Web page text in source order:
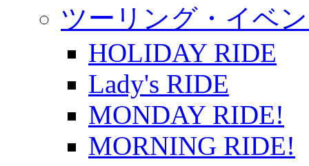
ツーリング・イベ
HOLIDAY RIDE
Lady's RIDE
MONDAY RIDE!
MORNING RIDE!